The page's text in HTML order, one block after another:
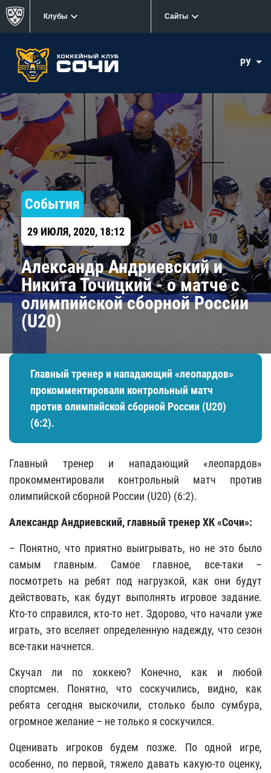
Клубы Сайты
РУ
События
29 ИЮЛЯ, 2020, 18:12
Александр Андриевский и
Никита Точицкий - о матче с
олимпийской сборной России
(U20)
Главный тренер и нападающий «леопардов»
прокомментировали контрольный матч
против олимпийской сборной России (U20)
(6:2).
Главный тренер и нападающий «леопардов»
прокомментировали контрольный матч против
олимпийской сборной России (U20) (6:2).
Александр Андриевский, главный тренер ХК «Сочи»:
– Понятно, что приятно выигрывать, но не это было
самым главным. Самое главное, все-таки –
посмотреть на ребят под нагрузкой, как они будут
действовать, как будут выполнять игровое задание.
Кто-то справился, кто-то нет. Здорово, что начали уже
играть, это вселяет определенную надежду, что сезон
все-таки начнется.
Скучал ли по хоккею? Конечно, как и любой
спортсмен. Понятно, что соскучились, видно, как
ребята сегодня выскочили, столько было сумбура,
огромное желание – не только я соскучился.
Оценивать игроков будем позже. По одной игре,
особенно, по первой, тяжело давать какую-то оценку,